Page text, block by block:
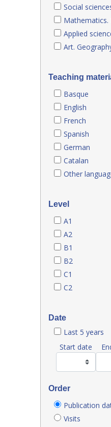
Social
Mathematics.
Applied
Art.
Teaching
Basque
English
French
Spanish
German
Catalan
Other
Level
A1
A2
B1
B2
C1
C2
Date
Last 5 years
Start date
Order
Publication
Visits